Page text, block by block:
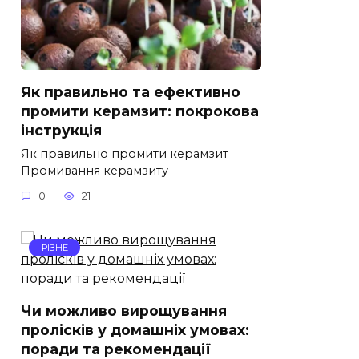
Як правильно та ефективно
промити керамзит: покрокова
інструкція
Як правильно промити керамзит
Промивання керамзиту
0 21
РІЗНЕ
Чи можливо вирощування
пролісків у домашніх умовах:
поради та рекомендації